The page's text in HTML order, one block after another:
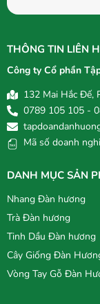
THÔNG TIN LIÊN
Công ty Cổ phần
132 Mai Hắc Đế,
0789 105 105 -
Mã số doanh
DANH MỤC SẢN
Nhang Đàn hương
Trà Đàn hương
Tinh Dầu Đàn hương
Cây Giống Đàn
Vòng Tay Gỗ Đàn